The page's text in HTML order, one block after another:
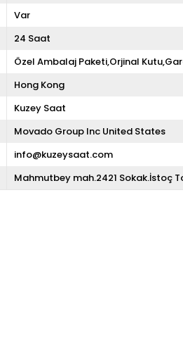
Var
24 Saat
Özel Ambalaj Paketi,Orjinal
Hong Kong
Kuzey Saat
Movado Group Inc United States
info@kuzeysaat.com
Mahmutbey mah.2421 Sokak.İstoç